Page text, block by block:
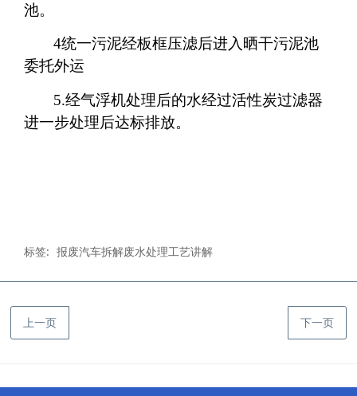
池。
4统一污泥经板框压滤后进入晒干污泥池
委托外运
5.经气浮机处理后的水经过活性炭过滤器
进一步处理后达标排放。
标签: 报废汽车拆解废水处理工艺讲解
上一页 下一页